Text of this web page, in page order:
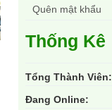
Quên mật khẩu
Thống Kê
Tổng Thành Viên:
Đang Online: